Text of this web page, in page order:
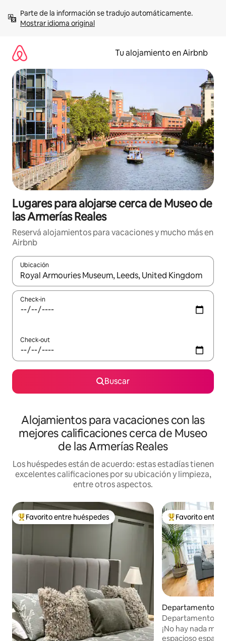
contenidoMostrar idioma original
Tu alojamiento en Airbnb
Lugares para alojarse cerca de Museo de
las Armerías Reales
Reservá alojamientos para vacaciones y mucho más en
Airbnb
Ubicación
Cuando los resultados estén disponibles, navegá con las
Check-in
Check-out
Buscar
Alojamientos para vacaciones con las
mejores calificaciones cerca de Museo
de las Armerías Reales
Los huéspedes están de acuerdo: estas estadías tienen
excelentes calificaciones por su ubicación y limpieza,
entre otros aspectos.
Favorito entre los huéspedes más destacados
Favorito entre huéspedes Favorito entre
Favorito entre
Departamento
residencial en
re
Departamento
corazón del
¡No hay nada
espacioso